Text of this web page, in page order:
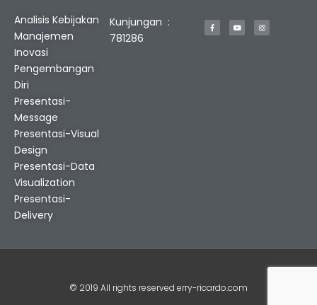
Analisis Kebijakan
Manajemen
Inovasi
Pengembangan
Diri
Presentasi-
Message
Presentasi-Visual
Design
Presentasi-Data
Visualization
Presentasi-
Delivery
Kunjungan :
781286
a
c
e
o
u
t
n
s
t
© 2019 All rights reserved erry-ricardo.com